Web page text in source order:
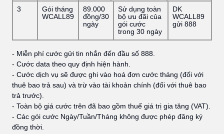
3
Gói tháng
WCALL89
89.000
đồng/30
ngày
Sử dụng toàn
bộ ưu đãi của
gói cước
trong 30 ngày
DK
WCALL89
gửi 888
- Miễn phí cước gửi tin nhắn đến đầu số 888.
- Cước data theo quy định hiện hành.
- Cước dịch vụ sẽ được ghi vào hoá đơn cước tháng (đối với
thuê bao trả sau) và trừ vào tài khoản chính (đối với thuê bao
trả trước).
- Toàn bộ giá cước trên đã bao gồm thuế giá trị gia tăng (VAT).
- Các gói cước Ngày/Tuần/Tháng không được phép đăng ký
đồng thời.